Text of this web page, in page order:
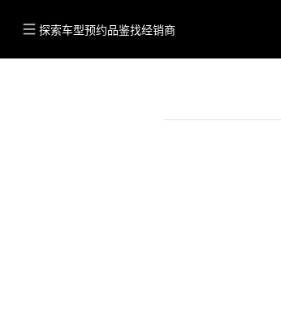
探索车型预约品鉴找经销商